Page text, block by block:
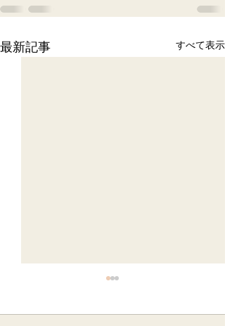
最新記事 すべて表示